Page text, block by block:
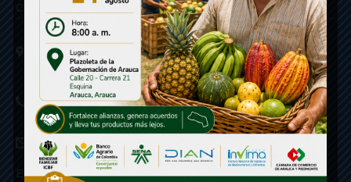
Contáctenos
Calle 20 - Carrera 21 Esquina
Código postal 810001
Linea de Servicio a la Ciudadania: 57- 6078851946
Linea Anticorrupción: 607885 3374
correspondencia: archivogeneral@arauca.gov.co
Enlaces